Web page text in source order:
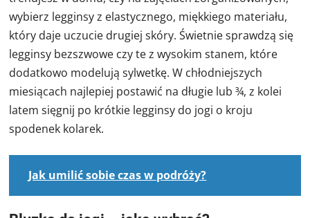
wybierz legginsy z elastycznego, miękkiego materiału,
który daje uczucie drugiej skóry. Świetnie sprawdzą się
legginsy bezszwowe czy te z wysokim stanem, które
dodatkowo modelują sylwetkę. W chłodniejszych
miesiącach najlepiej postawić na długie lub ¾, z kolei
latem sięgnij po krótkie legginsy do jogi o kroju
spodenek kolarek.
Jak umilić sobie czas w podróży?